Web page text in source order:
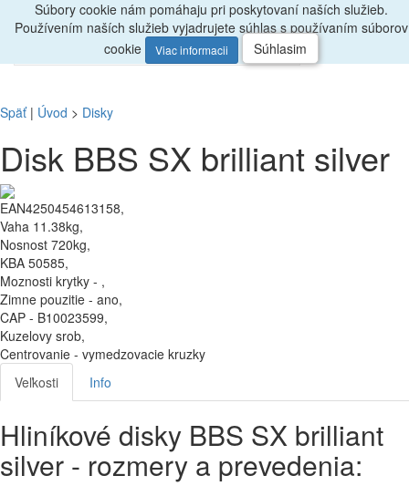
Radiporadíme, zavolajte047/4397722
Menu
0
Späť| Úvod > Disky
Disk BBS SX brilliant silver
EAN4250454613158,
Vaha 11.38kg,
Nosnost 720kg,
KBA 50585,
Moznosti krytky - ,
Zimne pouzitie - ano,
CAP - B10023599,
Kuzelovy srob,
Centrovanie - vymedzovacie kruzky
Veľkosti
Info
Hliníkové disky BBS SX brilliant
silver - rozmery a prevedenia:
Súbory cookie nám pomáhaju pri poskytovaní naších služieb.
Používením naších služieb vyjadrujete súhlas s používaním súborov
cookie
Viac informacii Súhlasim